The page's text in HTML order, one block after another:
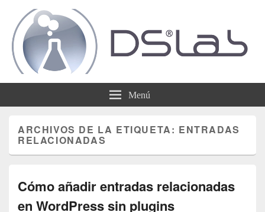
DSLab Menú
ARCHIVOS DE LA ETIQUETA: ENTRADAS
RELACIONADAS
Cómo añadir entradas relacionadas
en WordPress sin plugins